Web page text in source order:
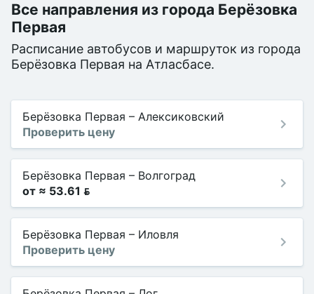
Все направления из города Берёзовка
Первая
Расписание автобусов и маршруток из города
Берёзовка Первая на Атласбасе.
Берёзовка Первая – Алексиковский
Проверить цену
Берёзовка Первая – Волгоград
от ≈ 53.61 
Берёзовка Первая – Иловля
Проверить цену